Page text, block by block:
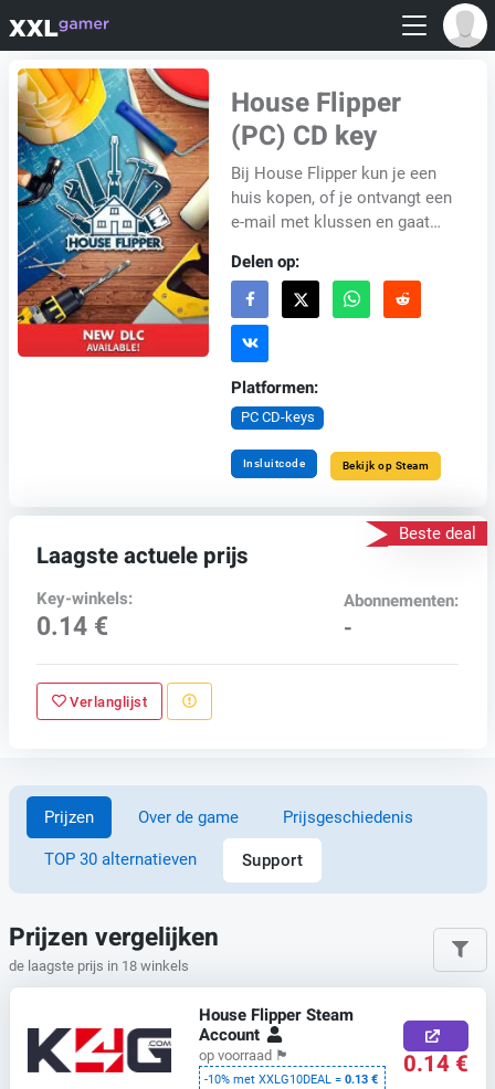
House Flipper
(PC) CD key
Bij House Flipper kun je een
huis kopen, of je ontvangt een
e-mail met klussen en gaat
dweilen, weggooien,
repareren, afwass...
Delen op:
Platformen:
PC CD-keys
Insluitcode Bekijk op Steam
Beste deal
Laagste actuele prijs
Key-winkels:
0.14 €
Abonnementen:
-
Verlanglijst
Prijzen Over de game Prijsgeschiedenis
TOP 30 alternatieven Support
Prijzen vergelijken
de laagste prijs in 18 winkels
House Flipper Steam
Account
op voorraad 🏴
-10% met XXLG10DEAL =0.13 € 0.14 €